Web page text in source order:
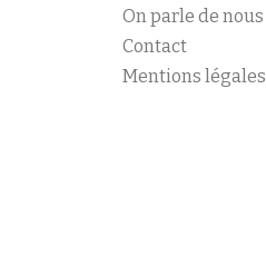
On parle de nous
Contact
Mentions légales